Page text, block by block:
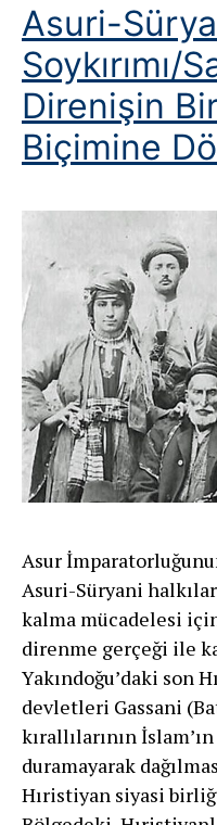
Asuri-
Soykırımı/
Direnişin
Biçimine
Asur
Asuri-Süryani
kalma mücadelesi
direnme gerçeği ile
Yakındoğu’daki son
devletleri Gassani
kırallılarının
duramayarak
Hıristiyan siyasi